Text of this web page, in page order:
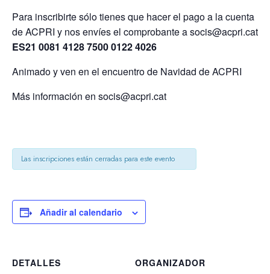
Para inscribirte sólo tienes que hacer el pago a la cuenta
de ACPRI y nos envíes el comprobante a socis@acpri.cat
ES21 0081 4128 7500 0122 4026
Animado y ven en el encuentro de Navidad de ACPRI
Más información en socis@acpri.cat
Las inscripciones están cerradas para este evento
Añadir al calendario
DETALLES
ORGANIZADOR